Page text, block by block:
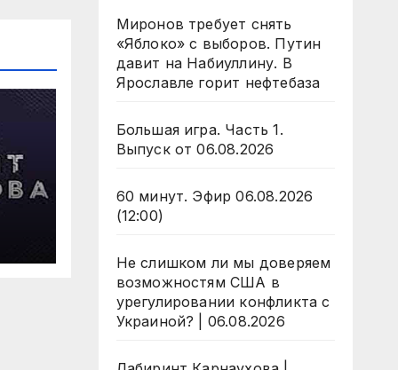
Миронов требует снять
«Яблоко» с выборов. Путин
давит на Набиуллину. В
Ярославле горит нефтебаза
Большая игра. Часть 1.
Выпуск от 06.08.2026
60 минут. Эфир 06.08.2026
(12:00)
Не слишком ли мы доверяем
возможностям США в
урегулировании конфликта с
Украиной? | 06.08.2026